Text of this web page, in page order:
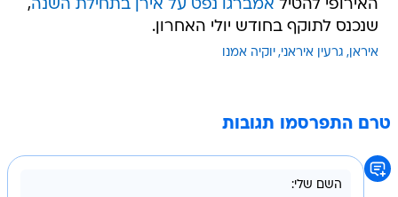
האירופי להטיל אמברגו נפט על אירן בתחילת השנה,
שנכנס לתוקף בחודש יולי האחרון.
איראן גרעין איראני יוקיה אמנו
טרם התפרסמו תגובות